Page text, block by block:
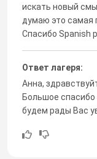
искать новый
думаю это самая
Спасибо Spanish
Ответ лагеря:
Анна,
Большое
будем рады Вас